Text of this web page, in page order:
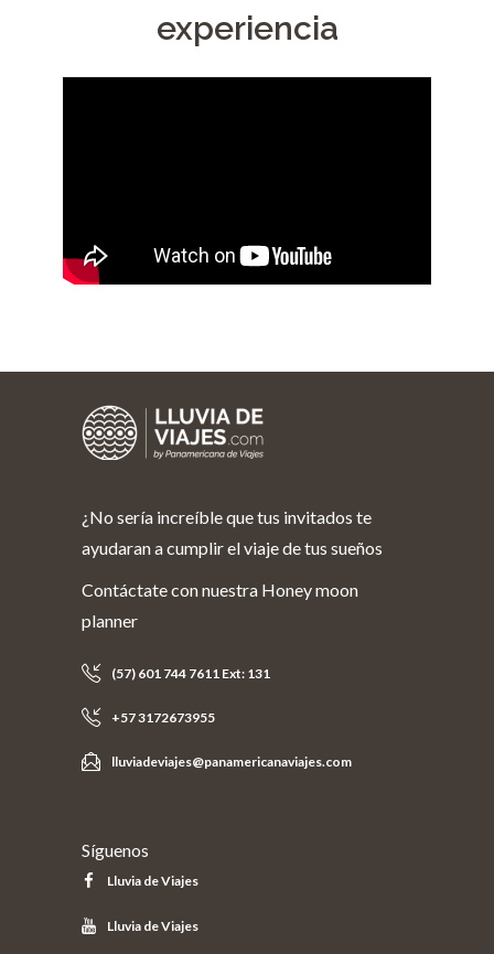
experiencia
¿No sería increíble que tus invitados te
ayudaran a cumplir el viaje de tus sueños
Contáctate con nuestra Honey moon
planner
(57) 601 744 7611 Ext: 131
+57 3172673955
lluviadeviajes@panamericanaviajes.com
Síguenos
Lluvia de Viajes
Lluvia de Viajes